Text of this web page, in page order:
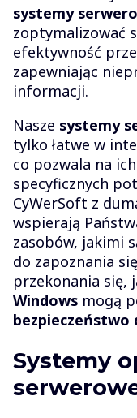
systemy
zoptymalizować
efektywność
zapewniając
informacji.
Nasze systemy
tylko łatwe w
co pozwala na
specyficznych
CyWerSoft z
wspierają
zasobów, jakimi
do zapoznania
przekonania się,
Windows mogą
bezpieczeństwo
Systemy